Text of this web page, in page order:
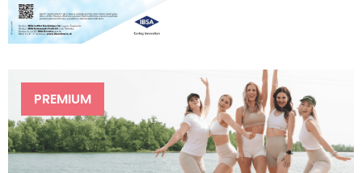
PREMIUM